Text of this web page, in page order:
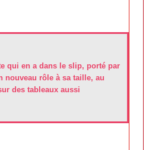
qui en a dans le slip, porté par
nouveau rôle à sa taille, au
des tableaux aussi